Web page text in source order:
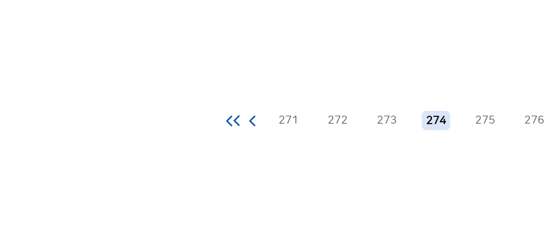
271 272 273 274 275 276